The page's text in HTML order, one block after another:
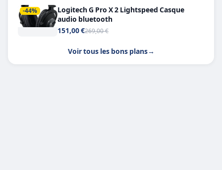
-44%
Logitech G Pro X 2 Lightspeed Casque
audio bluetooth
151,00 €269,00 €
Voir tous les bons plans→